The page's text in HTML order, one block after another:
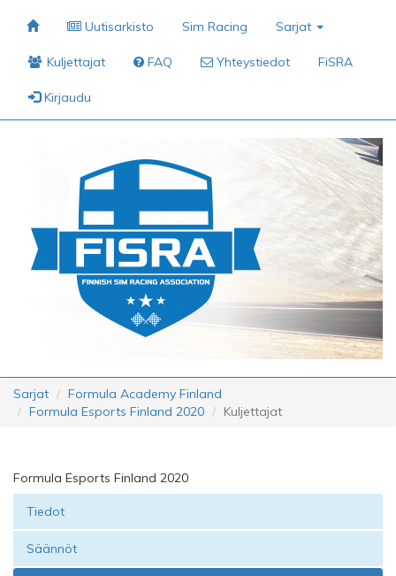
Uutisarkisto Sim Racing Sarjat
Kuljettajat FAQ Yhteystiedot FiSRA
Kirjaudu
Sarjat
Formula Academy Finland
Formula Esports Finland 2020
Kuljettajat
Formula Esports Finland 2020
Tiedot
Säännöt